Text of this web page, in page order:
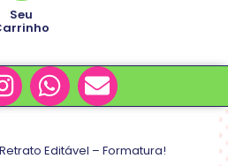
Seu
Editável – Formatura!